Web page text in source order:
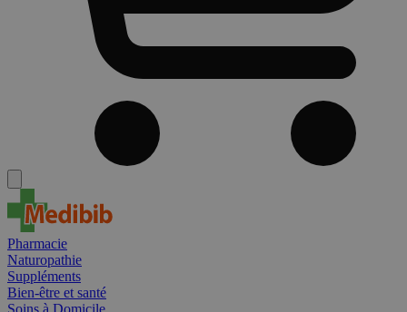
Pharmacie
Naturopathie
Suppléments
Bien-être et santé